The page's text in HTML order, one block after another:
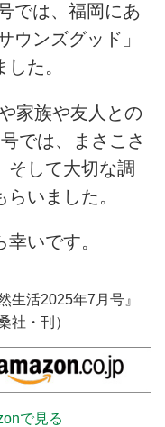
では、福岡にあ
ウンズグッド」
た。
家族や友人との
では、まさこさ
そして大切な調
いました。
いです。
生活2025年7月号』
社・刊）
で見る